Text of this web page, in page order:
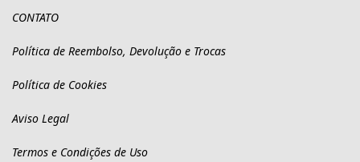
CONTATO
Política de Reembolso, Devolução e Trocas
Política de Cookies
Aviso Legal
Termos e Condições de Uso